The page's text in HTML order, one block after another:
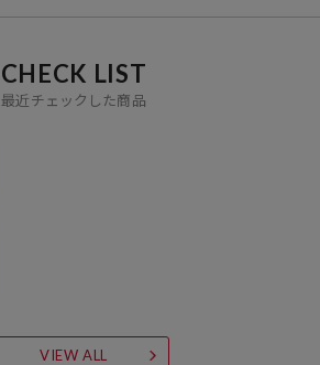
CHECK LIST
最近チェックした商品
VIEW ALL